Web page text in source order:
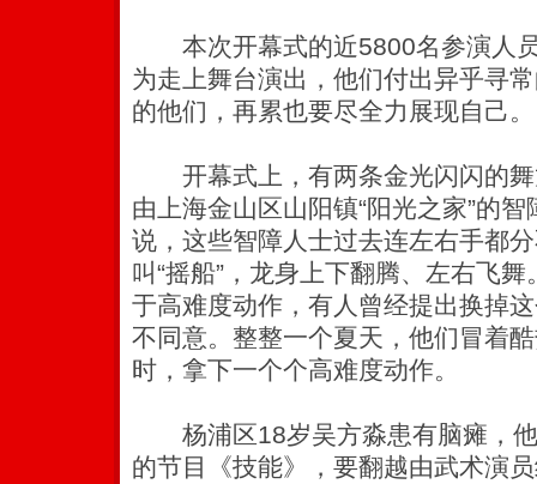
本次开幕式的近5800名参演人
为走上舞台演出，他们付出异乎寻
的他们，再累也要尽全力展现自己。
开幕式上，有两条金光闪闪的舞
由上海金山区山阳镇“阳光之家”的
说，这些智障人士过去连左右手都
叫“摇船”，龙身上下翻腾、左右飞
于高难度动作，有人曾经提出换掉
不同意。整整一个夏天，他们冒着
时，拿下一个个高难度动作。
杨浦区18岁吴方淼患有脑瘫，他
的节目《技能》，要翻越由武术演